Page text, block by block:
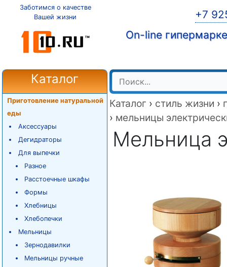
Заботимся о качестве
Вашей жизни
+7
On-line
Каталог
Приготовление натуральной
еды
Аксессуары
Дегидраторы
Для выпечки
Разное
Расстоечные шкафы
Формы
Хлебницы
Хлебопечки
Мельницы
Зернодавилки
Мельницы ручные
Каталог › стиль жизни ›
› мельницы
Мельница